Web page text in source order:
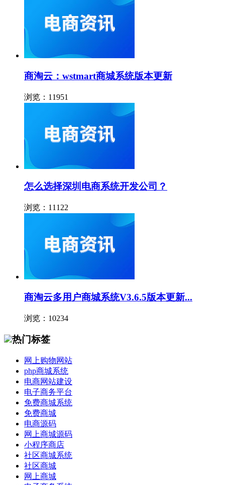
商淘云：wstmart商城系统版本更新
浏览：11951
怎么选择深圳电商系统开发公司？
浏览：11122
商淘云多用户商城系统V3.6.5版本更新...
浏览：10234
热门标签
网上购物网站
php商城系统
电商网站建设
电子商务平台
免费商城系统
免费商城
电商源码
网上商城源码
小程序商店
社区商城系统
社区商城
网上商城